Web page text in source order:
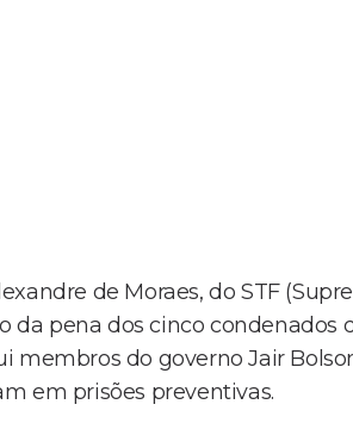
de Moraes, do STF
da pena dos cinco condenados
membros do governo Jair
em prisões preventivas.